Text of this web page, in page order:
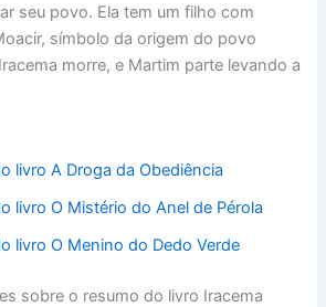
seu povo. Ela tem um filho com
símbolo da origem do povo
morre, e Martim parte levando a
livro A Droga da Obediência
livro O Mistério do Anel de Pérola
livro O Menino do Dedo Verde
sobre o resumo do livro Iracema